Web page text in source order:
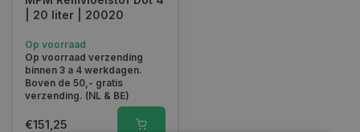
| 20 liter | 20020
Op voorraad
Op voorraad verzending
binnen 3 a 4 werkdagen.
Boven de 50,- gratis
verzending. (NL & BE)
€151,25